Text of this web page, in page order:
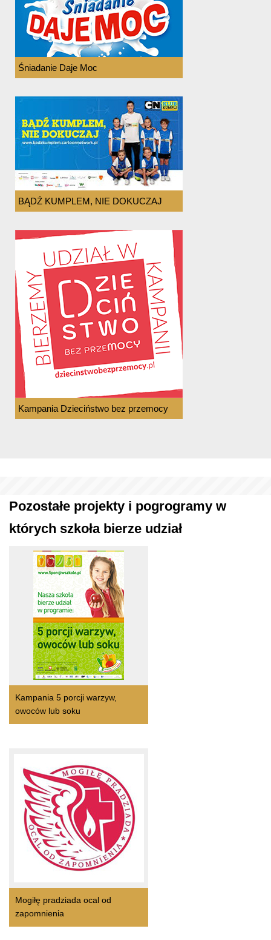
Śniadanie Daje Moc
BĄDŹ KUMPLEM, NIE DOKUCZAJ
Kampania Dzieciństwo bez przemocy
Pozostałe projekty i pogrogramy w
których szkoła bierze udział
Kampania 5 porcji warzyw,
owoców lub soku
Mogiłę pradziada ocal od
zapomnienia